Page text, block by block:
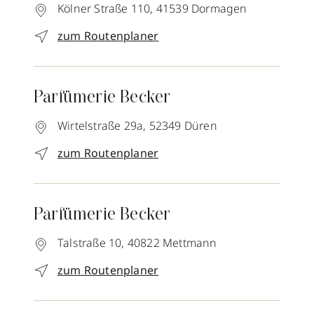
Kölner Straße 110, 41539 Dormagen
zum Routenplaner
Parfümerie Becker
Wirtelstraße 29a, 52349 Düren
zum Routenplaner
Parfümerie Becker
Talstraße 10, 40822 Mettmann
zum Routenplaner